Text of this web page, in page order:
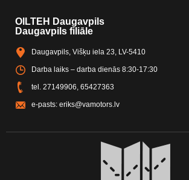
OILTEH Daugavpils
Daugavpils filiāle
Daugavpils, Višķu iela 23, LV-5410
Darba laiks – darba dienās 8:30-17:30
tel. 27149906 65427363
e-pasts: eriks@vamotors.lv